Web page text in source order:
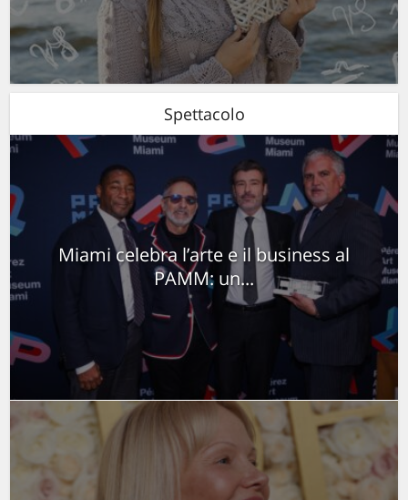
Spettacolo
Miami celebra l’arte e il business al
PAMM: un...